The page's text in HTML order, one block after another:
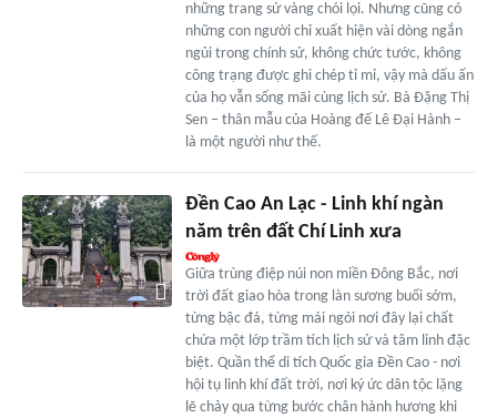
những trang sử vàng chói lọi. Nhưng cũng có
những con người chỉ xuất hiện vài dòng ngắn
ngủi trong chính sử, không chức tước, không
công trạng được ghi chép tỉ mỉ, vậy mà dấu ấn
của họ vẫn sống mãi cùng lịch sử. Bà Đặng Thị
Sen – thân mẫu của Hoàng đế Lê Đại Hành –
là một người như thế.
Đền Cao An Lạc - Linh khí ngàn
năm trên đất Chí Linh xưa
Giữa trùng điệp núi non miền Đông Bắc, nơi
trời đất giao hòa trong làn sương buổi sớm,
từng bậc đá, từng mái ngói nơi đây lại chất
chứa một lớp trầm tích lịch sử và tâm linh đặc
biệt. Quần thể di tích Quốc gia Đền Cao - nơi
hội tụ linh khí đất trời, nơi ký ức dân tộc lặng
lẽ chảy qua từng bước chân hành hương khi